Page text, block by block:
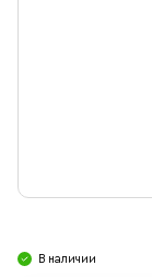
В наличии